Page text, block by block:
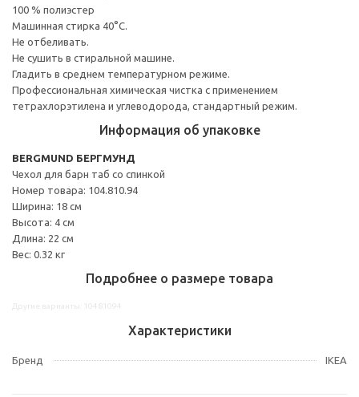
100 % полиэстер
Машинная стирка 40°С.
Не отбеливать.
Не сушить в стиральной машине.
Гладить в среднем температурном режиме.
Профессиональная химическая чистка с применением
тетрахлорэтилена и углеводорода, стандартный режим.
Информация об упаковке
BERGMUND БЕРГМУНД
Чехол для барн таб со спинкой
Номер товара: 104.810.94
Ширина: 18 см
Высота: 4 см
Длина: 22 см
Вес: 0.32 кг
Подробнее о размере товара
Характеристики
Бренд IKEA